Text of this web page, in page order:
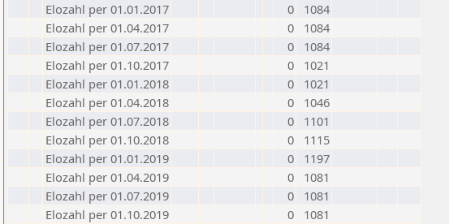
Elozahl per 01.01.2017
0
1084
Elozahl per 01.04.2017
0
1084
Elozahl per 01.07.2017
0
1084
Elozahl per 01.10.2017
0
1021
Elozahl per 01.01.2018
0
1021
Elozahl per 01.04.2018
0
1046
Elozahl per 01.07.2018
0
1101
Elozahl per 01.10.2018
0
1115
Elozahl per 01.01.2019
0
1197
Elozahl per 01.04.2019
0
1081
Elozahl per 01.07.2019
0
1081
Elozahl per 01.10.2019
0
1081